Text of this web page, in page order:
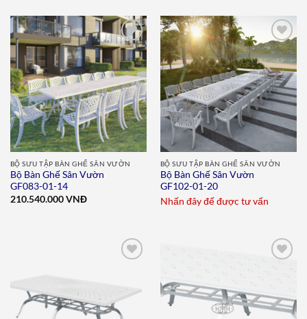
Add to
wishlist
BỘ SƯU TẬP BÀN GHẾ SÂN VƯỜN
Bộ Bàn Ghế Sân Vườn
GF083-01-14
210.540.000VNĐ
Add to
wishlist
BỘ SƯU TẬP BÀN GHẾ SÂN VƯỜN
Bộ Bàn Ghế Sân Vườn
GF102-01-20
Nhấn đây để được tư vấn